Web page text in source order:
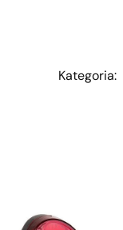
Kategoria: